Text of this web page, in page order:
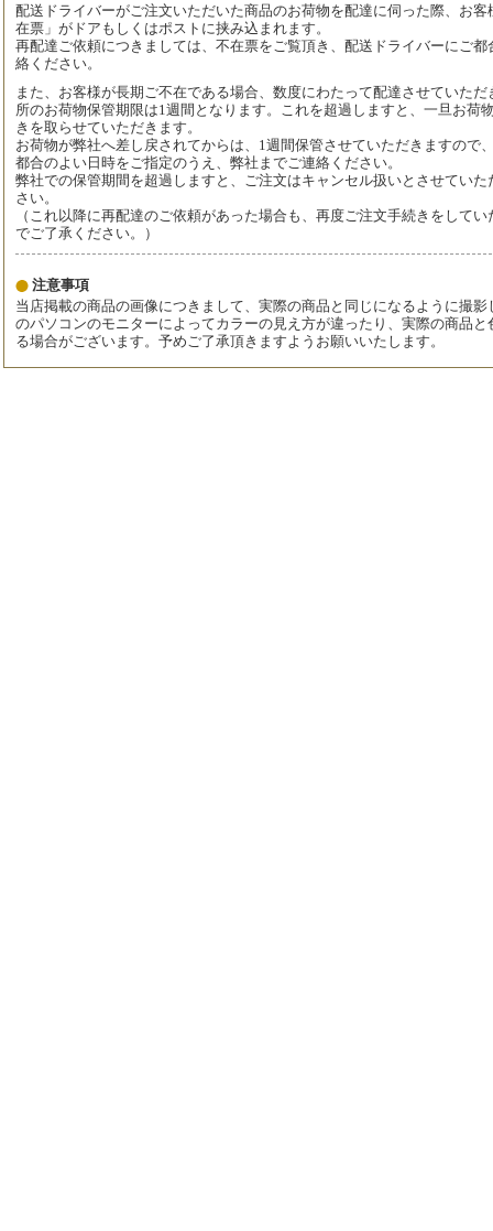
配送ドライバーがご注文いただいた商品のお荷物を配達に伺った際、お
在票」がドアもしくはポストに挟み込まれます。
再配達ご依頼につきましては、不在票をご覧頂き、配送ドライバーにご
絡ください。
また、お客様が長期ご不在である場合、数度にわたって配達させていた
所のお荷物保管期限は1週間となります。これを超過しますと、一旦お荷
きを取らせていただきます。
お荷物が弊社へ差し戻されてからは、1週間保管させていただきますので
都合のよい日時をご指定のうえ、弊社までご連絡ください。
弊社での保管期間を超過しますと、ご注文はキャンセル扱いとさせてい
さい。
（これ以降に再配達のご依頼があった場合も、再度ご注文手続きをして
でご了承ください。）
注意事項
当店掲載の商品の画像につきまして、実際の商品と同じになるように撮
のパソコンのモニターによってカラーの見え方が違ったり、実際の商品
る場合がございます。予めご了承頂きますようお願いいたします。